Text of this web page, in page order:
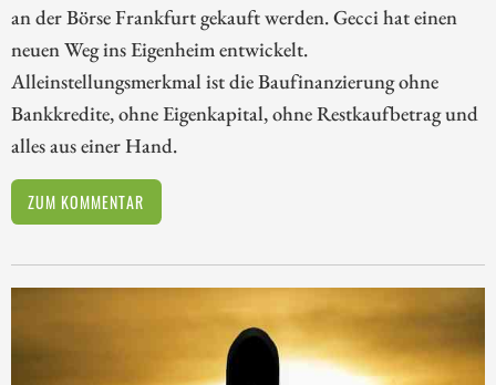
an der Börse Frankfurt gekauft werden. Gecci hat einen
neuen Weg ins Eigenheim entwickelt.
Alleinstellungsmerkmal ist die Baufinanzierung ohne
Bankkredite, ohne Eigenkapital, ohne Restkaufbetrag und
alles aus einer Hand.
ZUM KOMMENTAR